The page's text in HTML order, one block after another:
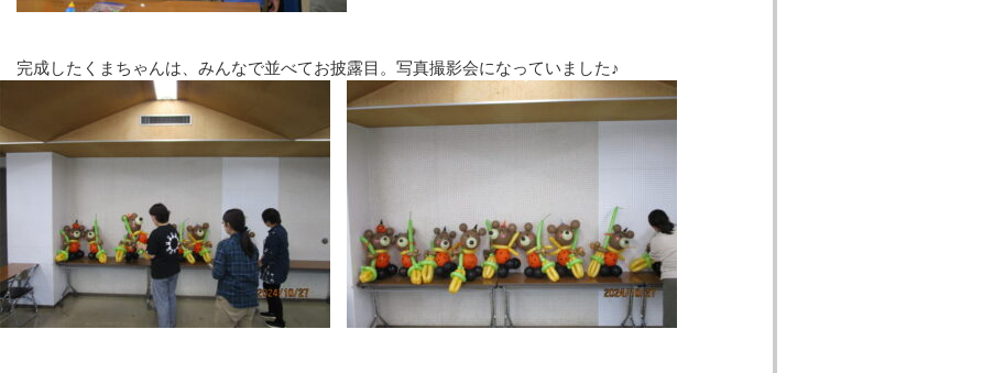
完成したくまちゃんは、みんなで並べてお披露目。写真撮影会になっていました♪